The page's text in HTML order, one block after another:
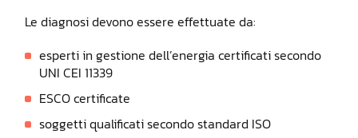
Le diagnosi devono essere effettuate da:
esperti in gestione dell’energia certificati secondo
UNI CEI 11339
ESCO certificate
soggetti qualificati secondo standard ISO